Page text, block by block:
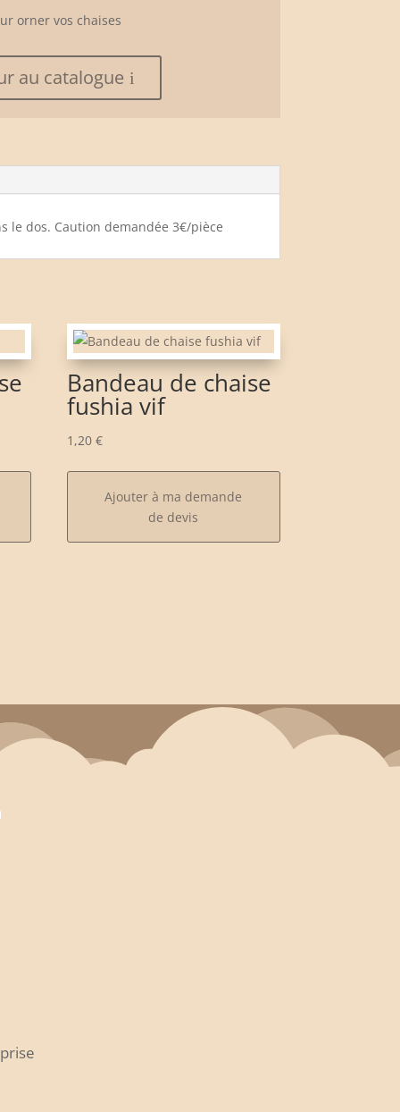
orner vos chaises
au catalogue
le dos. Caution demandée 3€/pièce
Bandeau de chaise
fushia vif
1,20€
Ajouter à ma demande
de devis